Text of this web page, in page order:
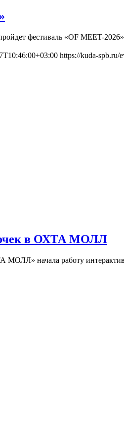
фестиваль «OF MEET-
https://kuda-spb.ru/
в ОХТА МОЛЛ
МОЛЛ» начала работу